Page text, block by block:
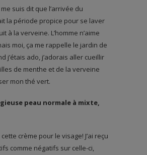
suis dit que l’arrivée du
la période propice pour se laver
à la verveine. L’homme n’aime
moi, ça me rappelle le jardin de
j’étais ado, j’adorais aller cueillir
de menthe et de la verveine
mon thé vert.
peau normale à mixte,
crème pour le visage! J’ai reçu
comme négatifs sur celle-ci,